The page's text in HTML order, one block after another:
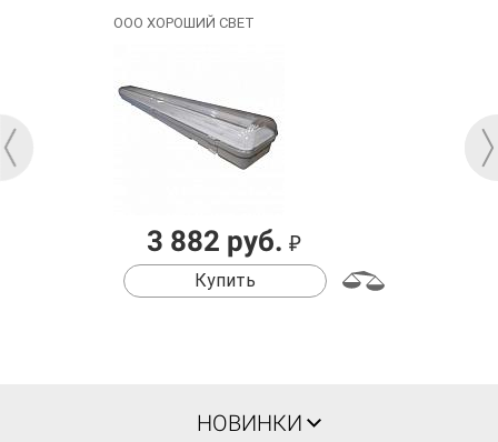
ООО ХОРОШИЙ СВЕТ
3 882 руб. ₽
Купить
НОВИНКИ